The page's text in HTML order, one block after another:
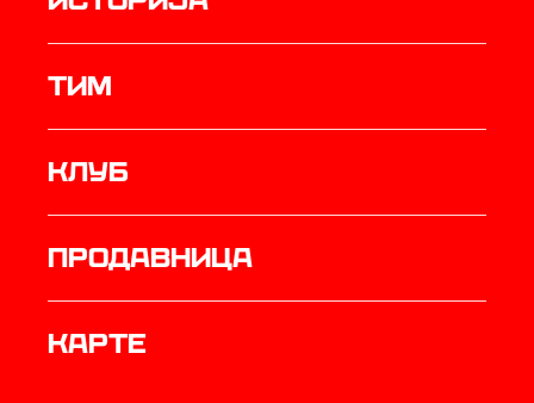
ТИМ
Клуб
продавница
Карте